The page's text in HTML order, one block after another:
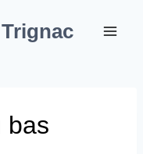
bas